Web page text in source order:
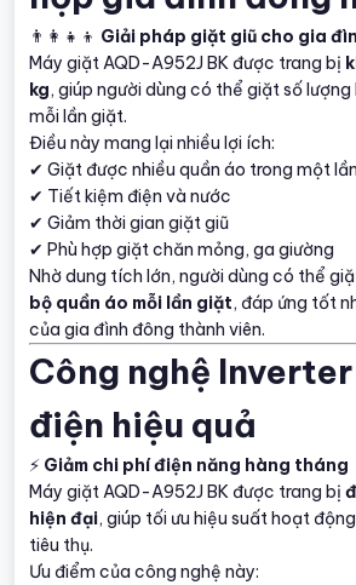
👨‍👩‍👧‍👦 Giải pháp giặt giũ cho gia
Máy giặt AQD-A952J BK được trang bị
kg, giúp người dùng có thể giặt số
mỗi lần giặt.
Điều này mang lại nhiều lợi ích:
✔ Giặt được nhiều quần áo trong một lần
✔ Tiết kiệm điện và nước
✔ Giảm thời gian giặt giũ
✔ Phù hợp giặt chăn mỏng, ga giường
Nhờ dung tích lớn, người dùng có thể
bộ quần áo mỗi lần giặt, đáp ứng tốt
của gia đình đông thành viên.
Công nghệ
điện hiệu quả
⚡ Giảm chi phí điện năng hàng tháng
Máy giặt AQD-A952J BK được trang bị
hiện đại, giúp tối ưu hiệu suất hoạt
tiêu thụ.
Ưu điểm của công nghệ này: